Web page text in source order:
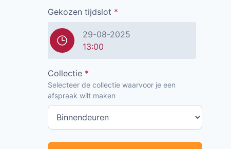
Gekozen tijdslot *
29-08-2025
13:00
Collectie *
Selecteer de collectie waarvoor je een
afspraak wilt maken